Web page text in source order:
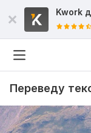
Kwork
Переведу